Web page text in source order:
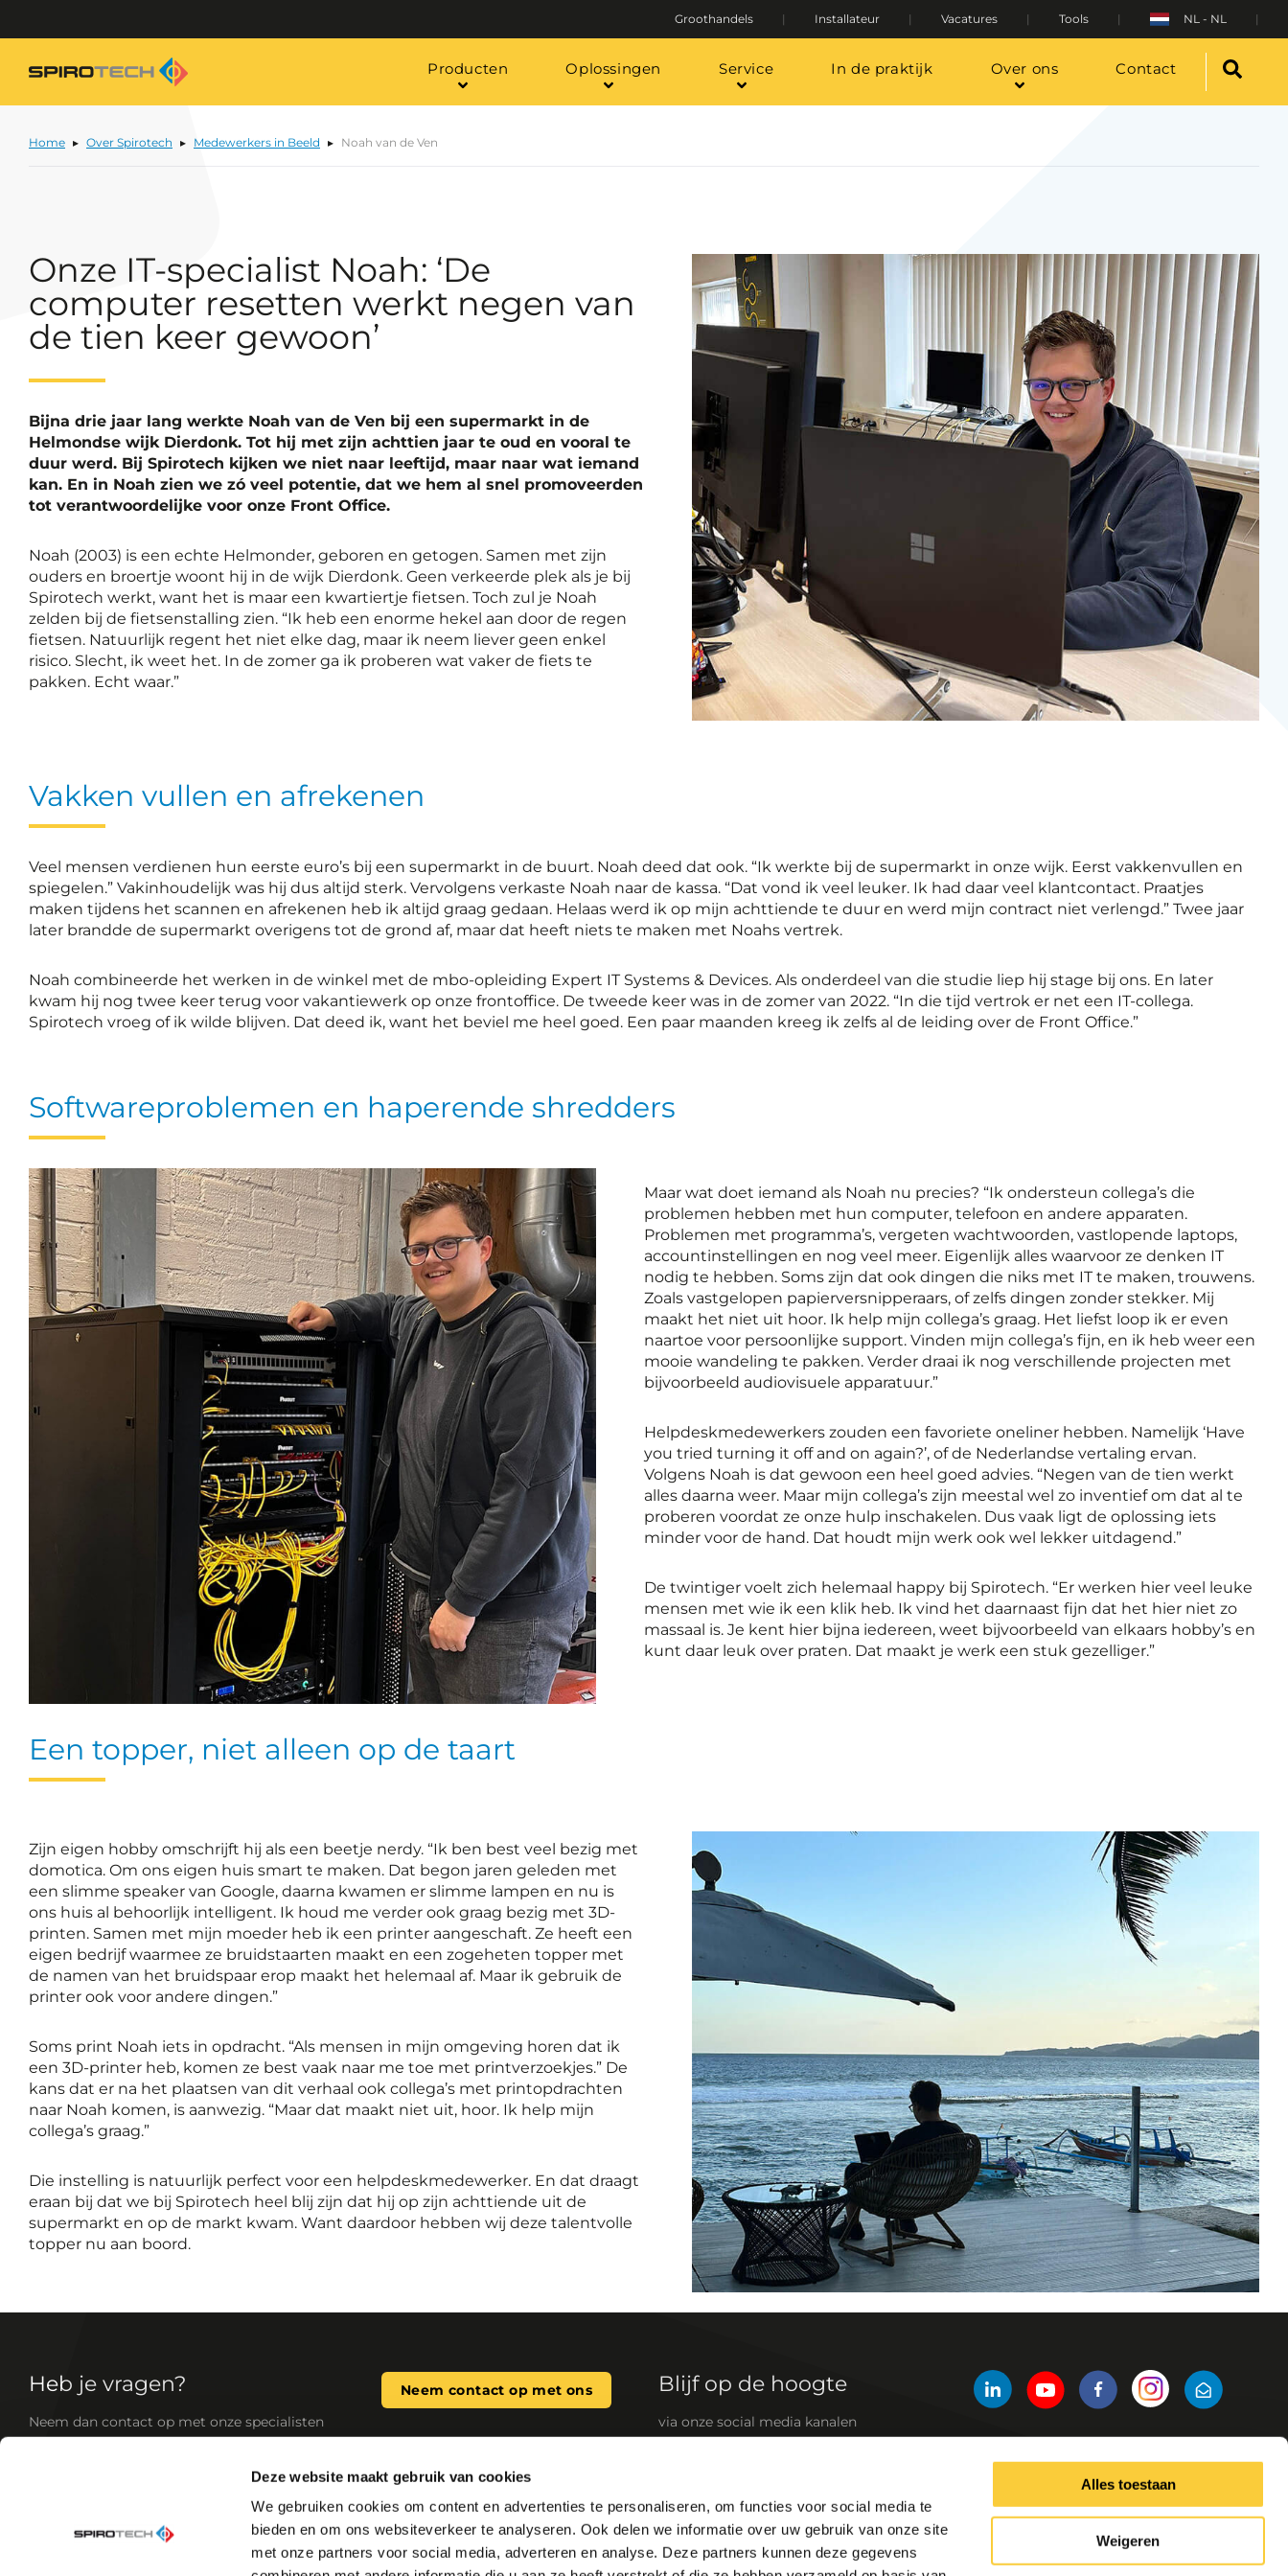
Deze website maakt gebruik van cookies
We gebruiken cookies om content en advertenties te personaliseren, om functies voor social media te
bieden en om ons websiteverkeer te analyseren. Ook delen we informatie over uw gebruik van onze site
met onze partners voor social media, adverteren en analyse. Deze partners kunnen deze gegevens
Alles toestaan
Weigeren
Groothandels Installateur Vacatures Tools NL - NL
Producten Oplossingen Service In de praktijk Over ons Contact
Home Over Spirotech Medewerkers in Beeld Noah van de Ven
Onze IT-specialist Noah: ‘De
computer resetten werkt negen van
de tien keer gewoon’
Bijna drie jaar lang werkte Noah van de Ven bij een supermarkt in de
Helmondse wijk Dierdonk. Tot hij met zijn achttien jaar te oud en vooral te
duur werd. Bij Spirotech kijken we niet naar leeftijd, maar naar wat iemand
kan. En in Noah zien we zó veel potentie, dat we hem al snel promoveerden
tot verantwoordelijke voor onze Front Office.
Noah (2003) is een echte Helmonder, geboren en getogen. Samen met zijn
ouders en broertje woont hij in de wijk Dierdonk. Geen verkeerde plek als je bij
Spirotech werkt, want het is maar een kwartiertje fietsen. Toch zul je Noah
zelden bij de fietsenstalling zien. “Ik heb een enorme hekel aan door de regen
fietsen. Natuurlijk regent het niet elke dag, maar ik neem liever geen enkel
risico. Slecht, ik weet het. In de zomer ga ik proberen wat vaker de fiets te
pakken. Echt waar.”
Vakken vullen en afrekenen
Veel mensen verdienen hun eerste euro’s bij een supermarkt in de buurt. Noah deed dat ook. “Ik werkte bij de supermarkt in onze wijk. Eerst vakkenvullen en
spiegelen.” Vakinhoudelijk was hij dus altijd sterk. Vervolgens verkaste Noah naar de kassa. “Dat vond ik veel leuker. Ik had daar veel klantcontact. Praatjes
maken tijdens het scannen en afrekenen heb ik altijd graag gedaan. Helaas werd ik op mijn achttiende te duur en werd mijn contract niet verlengd.” Twee jaar
later brandde de supermarkt overigens tot de grond af, maar dat heeft niets te maken met Noahs vertrek.
Noah combineerde het werken in de winkel met de mbo-opleiding Expert IT Systems & Devices. Als onderdeel van die studie liep hij stage bij ons. En later
kwam hij nog twee keer terug voor vakantiewerk op onze frontoffice. De tweede keer was in de zomer van 2022. “In die tijd vertrok er net een IT-collega.
Spirotech vroeg of ik wilde blijven. Dat deed ik, want het beviel me heel goed. Een paar maanden kreeg ik zelfs al de leiding over de Front Office.”
Softwareproblemen en haperende shredders
Maar wat doet iemand als Noah nu precies? “Ik ondersteun collega’s die
problemen hebben met hun computer, telefoon en andere apparaten.
Problemen met programma’s, vergeten wachtwoorden, vastlopende laptops,
accountinstellingen en nog veel meer. Eigenlijk alles waarvoor ze denken IT
nodig te hebben. Soms zijn dat ook dingen die niks met IT te maken, trouwens.
Zoals vastgelopen papierversnipperaars, of zelfs dingen zonder stekker. Mij
maakt het niet uit hoor. Ik help mijn collega’s graag. Het liefst loop ik er even
naartoe voor persoonlijke support. Vinden mijn collega’s fijn, en ik heb weer een
mooie wandeling te pakken. Verder draai ik nog verschillende projecten met
bijvoorbeeld audiovisuele apparatuur.”
Helpdeskmedewerkers zouden een favoriete oneliner hebben. Namelijk ‘Have
you tried turning it off and on again?’, of de Nederlandse vertaling ervan.
Volgens Noah is dat gewoon een heel goed advies. “Negen van de tien werkt
alles daarna weer. Maar mijn collega’s zijn meestal wel zo inventief om dat al te
proberen voordat ze onze hulp inschakelen. Dus vaak ligt de oplossing iets
minder voor de hand. Dat houdt mijn werk ook wel lekker uitdagend.”
De twintiger voelt zich helemaal happy bij Spirotech. “Er werken hier veel leuke
mensen met wie ik een klik heb. Ik vind het daarnaast fijn dat het hier niet zo
massaal is. Je kent hier bijna iedereen, weet bijvoorbeeld van elkaars hobby’s en
kunt daar leuk over praten. Dat maakt je werk een stuk gezelliger.”
Een topper, niet alleen op de taart
Zijn eigen hobby omschrijft hij als een beetje nerdy. “Ik ben best veel bezig met
domotica. Om ons eigen huis smart te maken. Dat begon jaren geleden met
een slimme speaker van Google, daarna kwamen er slimme lampen en nu is
ons huis al behoorlijk intelligent. Ik houd me verder ook graag bezig met 3D-
printen. Samen met mijn moeder heb ik een printer aangeschaft. Ze heeft een
eigen bedrijf waarmee ze bruidstaarten maakt en een zogeheten topper met
de namen van het bruidspaar erop maakt het helemaal af. Maar ik gebruik de
printer ook voor andere dingen.”
Soms print Noah iets in opdracht. “Als mensen in mijn omgeving horen dat ik
een 3D-printer heb, komen ze best vaak naar me toe met printverzoekjes.” De
kans dat er na het plaatsen van dit verhaal ook collega’s met printopdrachten
naar Noah komen, is aanwezig. “Maar dat maakt niet uit, hoor. Ik help mijn
collega’s graag.”
Die instelling is natuurlijk perfect voor een helpdeskmedewerker. En dat draagt
eraan bij dat we bij Spirotech heel blij zijn dat hij op zijn achttiende uit de
supermarkt en op de markt kwam. Want daardoor hebben wij deze talentvolle
topper nu aan boord.
Heb je vragen?
Neem dan contact op met onze specialisten
Neem contact op met ons Blijf op de hoogte
via onze social media kanalen
Als de toonaangevende expert op het gebied van systeemwaterkwaliteit
ontwikkelen wij betrouwbare, standaard en op maat gemaakte oplossingen
voor jouw verwarmings- en koelingssystemen (HVAC-systemen). Onze
producten verbeteren de systeemprestaties, verminderen het energieverbruik,
verhogen het comfort en voorkomen slijtage, waardoor stilstand als gevolg
Snelle links
SpiroSelect
Zoek groothandel
BIM files
Andere links